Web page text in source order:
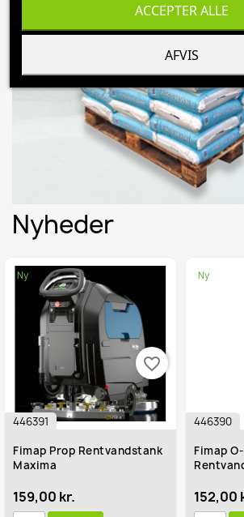
Nyheder
Ny
446391
Fimap Prop Rentvandstank
Maxima
159,00 kr.
favorite_border
Ny
446390
Fimap
152,00
AFVIS
ACCEPTER ALLE